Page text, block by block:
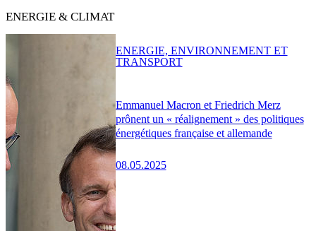
ENERGIE & CLIMAT
Emmanuel Macron et Friedrich Merz
prônent un « réalignement » des politiques
énergétiques française et allemande
08.05.2025
ENERGIE, ENVIRONNEMENT ET
TRANSPORT